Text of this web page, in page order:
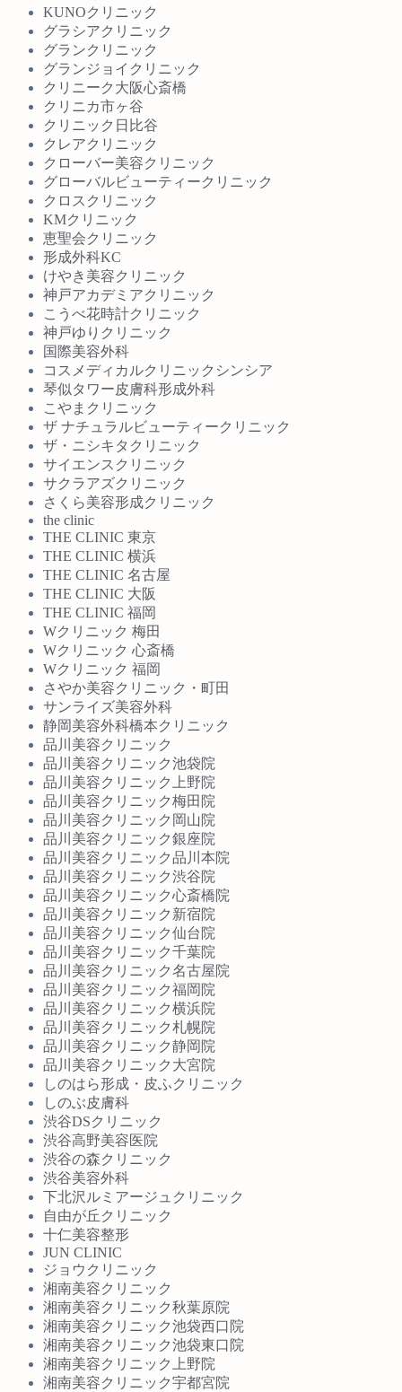
KUNOクリニック
グラシアクリニック
グランクリニック
グランジョイクリニック
クリニーク大阪心斎橋
クリニカ市ヶ谷
クリニック日比谷
クレアクリニック
クローバー美容クリニック
グローバルビューティークリニック
クロスクリニック
KMクリニック
恵聖会クリニック
形成外科KC
けやき美容クリニック
神戸アカデミアクリニック
こうべ花時計クリニック
神戸ゆりクリニック
国際美容外科
コスメディカルクリニックシンシア
琴似タワー皮膚科形成外科
こやまクリニック
ザ ナチュラルビューティークリニック
ザ・ニシキタクリニック
サイエンスクリニック
サクラアズクリニック
さくら美容形成クリニック
the clinic
THE CLINIC 東京
THE CLINIC 横浜
THE CLINIC 名古屋
THE CLINIC 大阪
THE CLINIC 福岡
Wクリニック 梅田
Wクリニック 心斎橋
Wクリニック 福岡
さやか美容クリニック・町田
サンライズ美容外科
静岡美容外科橋本クリニック
品川美容クリニック
品川美容クリニック池袋院
品川美容クリニック上野院
品川美容クリニック梅田院
品川美容クリニック岡山院
品川美容クリニック銀座院
品川美容クリニック品川本院
品川美容クリニック渋谷院
品川美容クリニック心斎橋院
品川美容クリニック新宿院
品川美容クリニック仙台院
品川美容クリニック千葉院
品川美容クリニック名古屋院
品川美容クリニック福岡院
品川美容クリニック横浜院
品川美容クリニック札幌院
品川美容クリニック静岡院
品川美容クリニック大宮院
しのはら形成・皮ふクリニック
しのぶ皮膚科
渋谷DSクリニック
渋谷高野美容医院
渋谷の森クリニック
渋谷美容外科
下北沢ルミアージュクリニック
自由が丘クリニック
十仁美容整形
JUN CLINIC
ジョウクリニック
湘南美容クリニック
湘南美容クリニック秋葉原院
湘南美容クリニック池袋西口院
湘南美容クリニック池袋東口院
湘南美容クリニック上野院
湘南美容クリニック宇都宮院